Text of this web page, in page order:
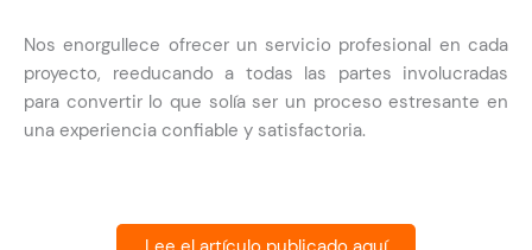
Nos enorgullece ofrecer un servicio profesional en cada
proyecto, reeducando a todas las partes involucradas
para convertir lo que solía ser un proceso estresante en
una experiencia confiable y satisfactoria.